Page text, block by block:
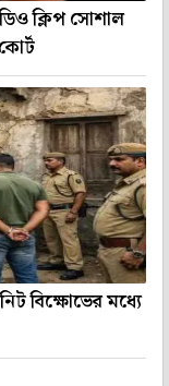
ক্লিপ সোশাল
বিক্ষোভের মধ্যে